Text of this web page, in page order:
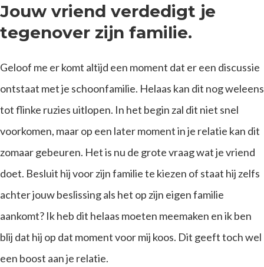
Jouw vriend verdedigt je
tegenover zijn familie.
Geloof me er komt altijd een moment dat er een discussie
ontstaat met je schoonfamilie. Helaas kan dit nog weleens
tot flinke ruzies uitlopen. In het begin zal dit niet snel
voorkomen, maar op een later moment in je relatie kan dit
zomaar gebeuren. Het is nu de grote vraag wat je vriend
doet. Besluit hij voor zijn familie te kiezen of staat hij zelfs
achter jouw beslissing als het op zijn eigen familie
aankomt? Ik heb dit helaas moeten meemaken en ik ben
blij dat hij op dat moment voor mij koos. Dit geeft toch wel
een boost aan je relatie.